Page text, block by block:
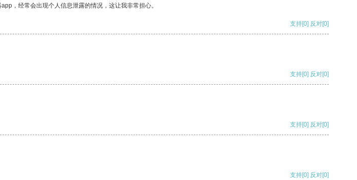
，经常会出现个人信息泄露的情况，这让我非常担心。
支持[0] 反对[0]
支持[0] 反对[0]
支持[0] 反对[0]
支持[0] 反对[0]